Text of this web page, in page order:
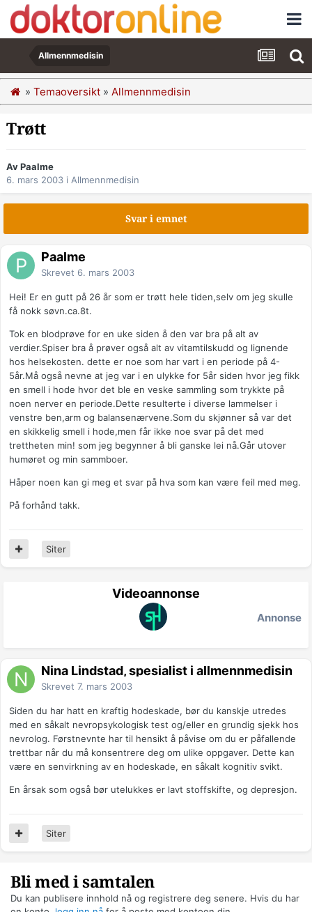
Allmennmedisin
» Temaoversikt » Allmennmedisin
Trøtt
Av Paalme
6. mars 2003 i Allmennmedisin
Svar i emnet
Paalme
Skrevet 6. mars 2003
Hei! Er en gutt på 26 år som er trøtt hele tiden,selv om jeg skulle
få nokk søvn.ca.8t.
Tok en blodprøve for en uke siden å den var bra på alt av
verdier.Spiser bra å prøver også alt av vitamtilskudd og lignende
hos helsekosten. dette er noe som har vart i en periode på 4-
5år.Må også nevne at jeg var i en ulykke for 5år siden hvor jeg fikk
en smell i hode hvor det ble en veske sammling som trykkte på
noen nerver en periode.Dette resulterte i diverse lammelser i
venstre ben,arm og balansenærvene.Som du skjønner så var det
en skikkelig smell i hode,men får ikke noe svar på det med
trettheten min! som jeg begynner å bli ganske lei nå.Går utover
humøret og min sammboer.
Håper noen kan gi meg et svar på hva som kan være feil med meg.
På forhånd takk.
Siter
Videoannonse
Annonse
Nina Lindstad, spesialist i allmennmedisin
Skrevet 7. mars 2003
Siden du har hatt en kraftig hodeskade, bør du kanskje utredes
med en såkalt nevropsykologisk test og/eller en grundig sjekk hos
nevrolog. Førstnevnte har til hensikt å påvise om du er påfallende
trettbar når du må konsentrere deg om ulike oppgaver. Dette kan
være en senvirkning av en hodeskade, en såkalt kognitiv svikt.
En årsak som også bør utelukkes er lavt stoffskifte, og depresjon.
Siter
Bli med i samtalen
Du kan publisere innhold nå og registrere deg senere. Hvis du har